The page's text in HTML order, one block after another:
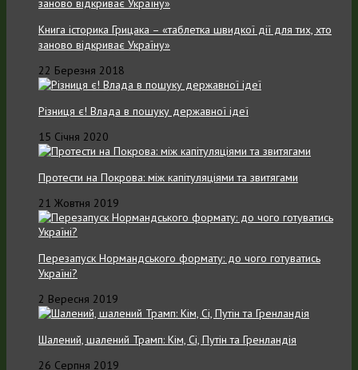
Книга історика Грицака – «таблетка швидкої дії для тих, хто
заново відкриває Україну»
22 Березня 2018
Різниця є! Влада в пошуку державної ідеї
15 Січня 2020
Протести на Покрова: між капітуляціями та звитягами
21 Жовтня 2019
Перезапуск Нормандського формату: до чого готуватись
Україні?
2 Вересня 2019
Шалений, шалений Трамп: Кім, Сі, Путін та Гренландія
26 Серпня 2019